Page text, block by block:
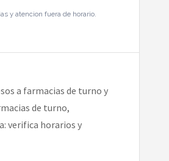
y atencion fuera de horario.
a farmacias de turno y
de turno,
verifica horarios y